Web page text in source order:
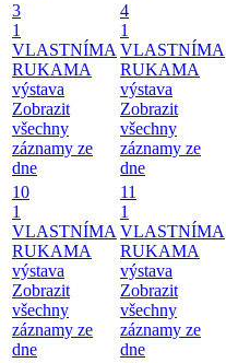
3
1
VLASTNÍMA
RUKAMA
výstava
Zobrazit
všechny
záznamy ze
dne
4
1
VLASTNÍMA
RUKAMA
výstava
Zobrazit
všechny
záznamy ze
dne
10
1
VLASTNÍMA
RUKAMA
výstava
Zobrazit
všechny
záznamy ze
dne
11
1
VLASTNÍMA
RUKAMA
výstava
Zobrazit
všechny
záznamy ze
dne